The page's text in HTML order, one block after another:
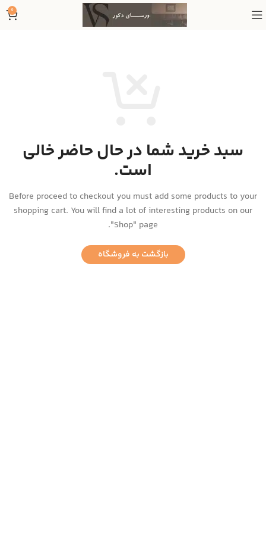
0
سبد خرید شما در حال حاضر خالی
است.
Before proceed to checkout you must add some products to your
shopping cart. You will find a lot of interesting products on our
"Shop" page.
بازگشت به فروشگاه